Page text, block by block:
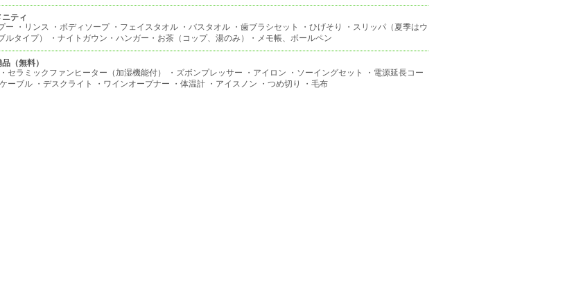
ティ
ー ・リンス ・ボディソープ ・フェイスタオル ・バスタオル ・歯ブラシセット ・ひげそり ・スリッパ（夏季はウ
ルタイプ） ・ナイトガウン・ハンガー・お茶（コップ、湯のみ）・メモ帳、ボールペン
（無料）
・セラミックファンヒーター（加湿機能付） ・ズボンプレッサー ・アイロン ・ソーイングセット ・電源延長コー
ーブル ・デスクライト ・ワインオープナー ・体温計 ・アイスノン ・つめ切り ・毛布